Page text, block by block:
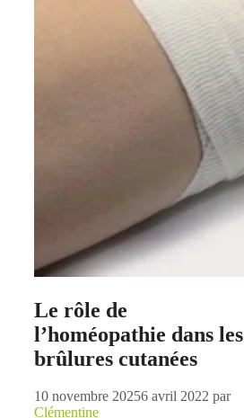
Le rôle de
l’homéopathie dans les
brûlures cutanées
10 novembre 20256 avril 2022 par
Clémentine